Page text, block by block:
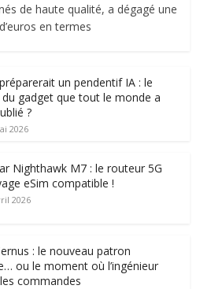
de haute qualité, a dégagé une
en termes
un pendentif IA : le
gadget que tout le monde a
?
2026
Nighthawk M7 : le routeur 5G
eSim compatible !
2026
: le nouveau patron
ou le moment où l’ingénieur
commandes